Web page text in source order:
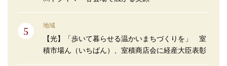
地域
【光】「歩いて暮らせる温かいまちづくりを」 室
積市場ん（いちばん）、室積商店会に経産大臣表彰